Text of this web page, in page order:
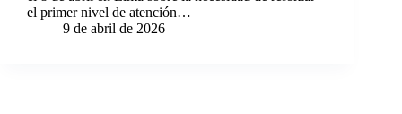
el primer nivel de atención…
9 de abril de 2026